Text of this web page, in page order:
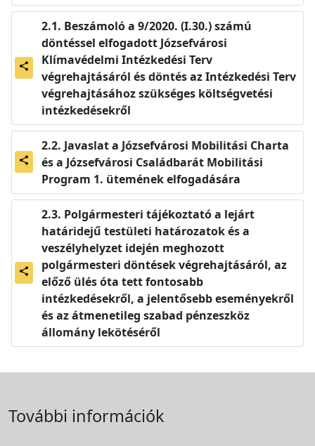
share
Beszámoló a 9/2020. (I.30.) számú
döntéssel elfogadott Józsefvárosi
Klímavédelmi Intézkedési Terv
végrehajtásáról és döntés az Intézkedési Terv
végrehajtásához szükséges költségvetési
intézkedésekről
share
Javaslat a Józsefvárosi Mobilitási Charta
és a Józsefvárosi Családbarát Mobilitási
Program 1. ütemének elfogadására
share
Polgármesteri tájékoztató a lejárt
határidejű testületi határozatok és a
veszélyhelyzet idején meghozott
polgármesteri döntések végrehajtásáról, az
előző ülés óta tett fontosabb
intézkedésekről, a jelentősebb eseményekről
és az átmenetileg szabad pénzeszköz
állomány lekötéséről
További információk